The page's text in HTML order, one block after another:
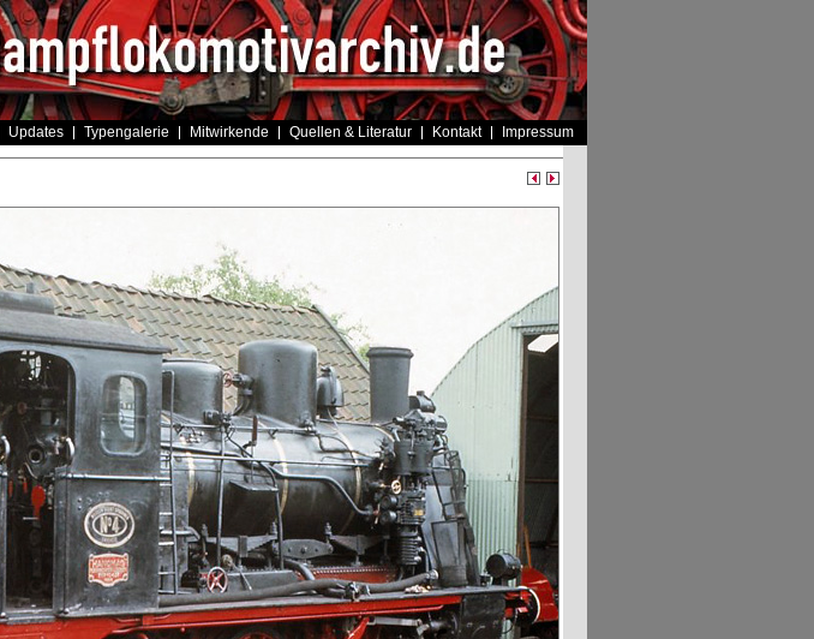
Updates Typengalerie Mitwirkende Quellen & Literatur Kontakt Impressum